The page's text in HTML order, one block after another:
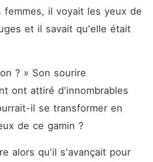
femmes, il voyait les yeux de
et il savait qu'elle était
? » Son sourire
ont attiré d'innombrables
il se transformer en
de ce gamin ?
alors qu'il s'avançait pour